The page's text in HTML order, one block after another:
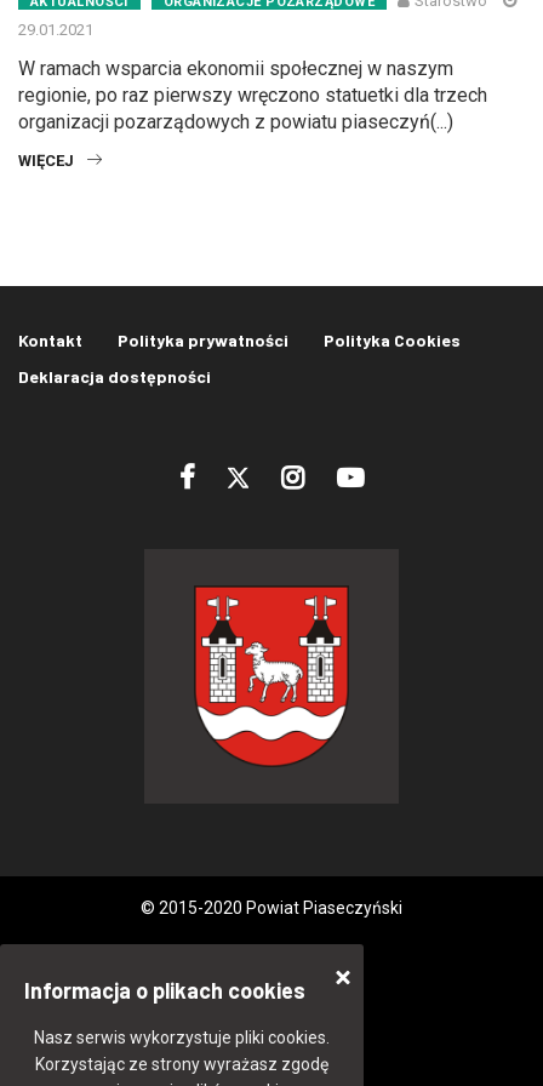
29.01.2021
W ramach wsparcia ekonomii społecznej w naszym
regionie, po raz pierwszy wręczono statuetki dla trzech
organizacji pozarządowych z powiatu piaseczyń(...)
WIĘCEJ
Kontakt Polityka prywatności
Polityka Cookies
Deklaracja dostępności
© 2015-2020 Powiat Piaseczyński
Informacja o plikach cookies
Nasz serwis wykorzystuje pliki cookies.
Korzystając ze strony wyrażasz zgodę